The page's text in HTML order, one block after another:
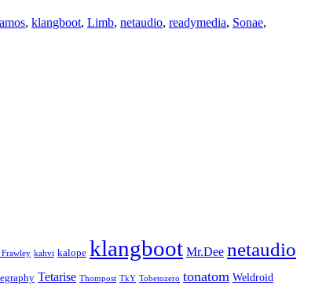
, klangboot, Limb, netaudio, readymedia, Sonae,
Frawley kahvi kalope klangboot Mr.Dee netaudio
Tetarise Thompost TkY Tobetozero tonatom Weldroid